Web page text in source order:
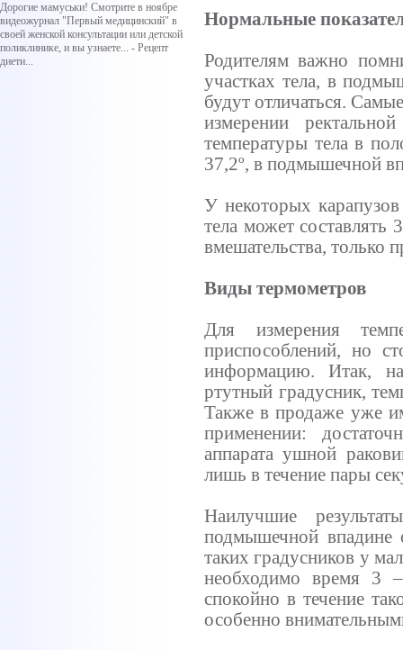
Нормальные
Родителям важно
участках тела, в
будут отличаться.
измерении
температуры тела в
37,2º, в подмышечной
У некоторых
тела может составлять
вмешательства, только
Виды термометров
Для измерения
приспособлений, но
информацию. Итак,
ртутный градусник,
Также в продаже уже
применении:
аппарата ушной
лишь в течение пары
Наилучшие
подмышечной
таких градусников у
необходимо время 3
спокойно в течение
особенно
Дорогие мамуськи! Смотрите в ноябре
видеожурнал "Первый медицинский" в
своей женской консультации или детской
поликлинике, и вы узнаете... - Рецепт
диети...